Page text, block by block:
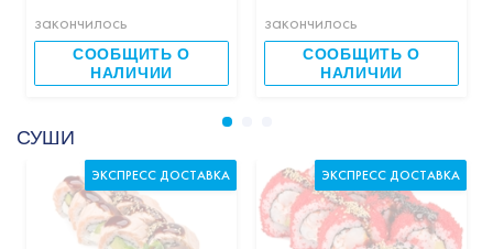
закончилось
СООБЩИТЬ О
НАЛИЧИИ
закончилось
СООБЩИТЬ О
НАЛИЧИИ
СУШИ
ЭКСПРЕСС ДОСТАВКА ЭКСПРЕСС ДОСТАВКА